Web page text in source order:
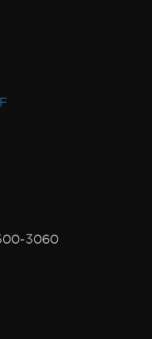
3060